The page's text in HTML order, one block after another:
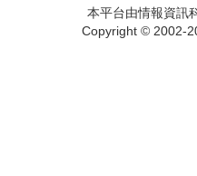
本平台由情報資訊
Copyright © 2002-